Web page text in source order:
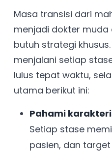
Masa transisi dari
menjadi dokter muda
butuh strategi
menjalani setiap
lulus tepat waktu,
utama berikut ini:
Pahami
Setiap stase
pasien, dan